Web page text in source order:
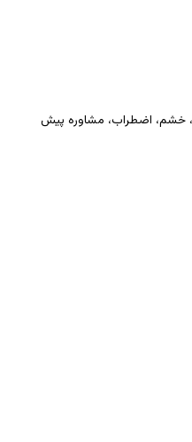
خشم، اضطراب، مشاوره پیش